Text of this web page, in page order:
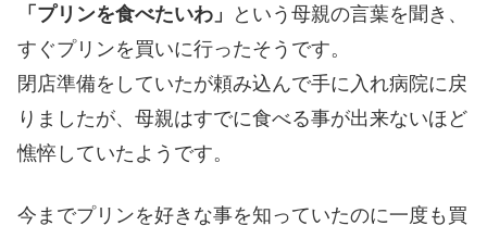
「プリンを食べたいわ」
という母親の言葉を聞き、
すぐプリンを買いに行ったそうです。
閉店準備をしていたが頼み込んで手に入れ病院に戻
りましたが、母親はすでに食べる事が出来ないほど
憔悴していたようです。
今までプリンを好きな事を知っていたのに一度も買